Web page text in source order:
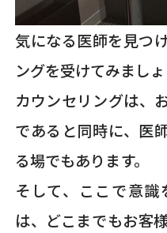
気になる医師を見つ
ングを受けてみましょ
カウンセリングは、
であると同時に、医
る場でもあります。
そして、ここで意
は、どこまでもお客